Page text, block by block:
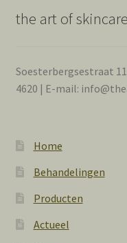
the art of skincare
Soesterbergsestraat 11
4620 | E-mail:
Home
Behandelingen
Producten
Actueel